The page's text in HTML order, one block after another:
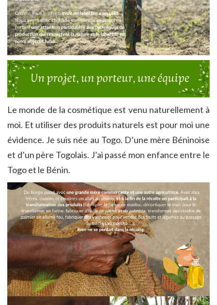
Le monde de la cosmétique est venu naturellement à
moi. Et utiliser des produits naturels est pour moi une
évidence. Je suis née au Togo. D’une mère Béninoise
et d’un père Togolais. J’ai passé mon enfance entre le
Togo et le Bénin.